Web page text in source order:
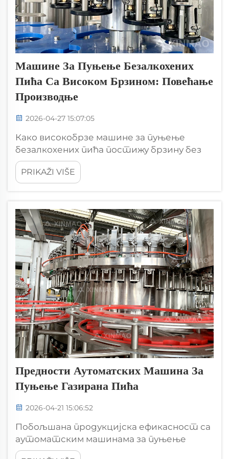
Машине За Пуњење Безалкохених
Пића Са Високом Брзином: Повећање
Производње
2026-04-27 15:07:05
Како високобрзе машине за пуњење
безалкохених пића постижу брзину без
жртвовања прецизности Инжењерство
иза 1.200+ бфф Перформансе у модерним
машинама за пуњење безалкохних пића
пића може да обрађује преко 1.200 боца
PRIKAŽI VIŠE
Предности Аутоматских Машина За
Пуњење Газирана Пића
2026-04-21 15:06:52
Побољшана продукцијска ефикасност са
аутоматским машинама за пуњење
газирана пића Високобрза изобарична